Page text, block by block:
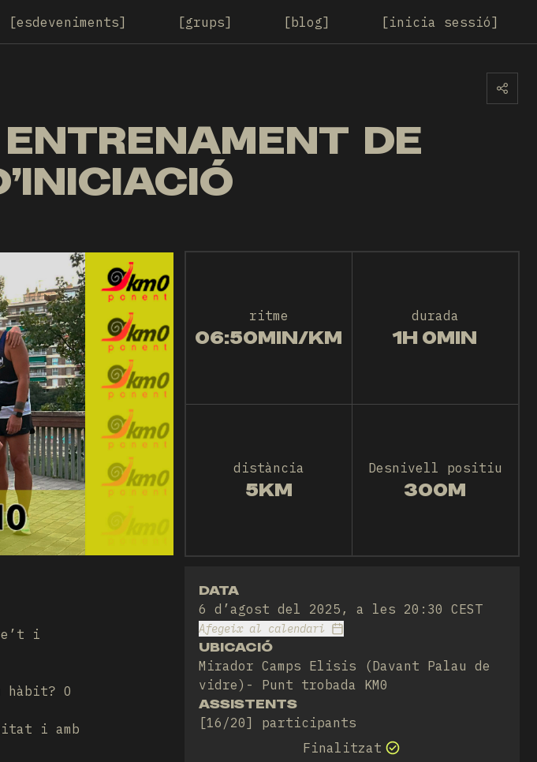
esdeveniments grups blog inicia sessió
DE
i
hàbit? O
i amb
ritme
06:50MIN/KM
durada
1H 0MIN
distància
5KM
Desnivell positiu
300M
DATA
6 d’agost del 2025, a les 20:30 CEST
Afegeix al calendari
UBICACIÓ
Mirador Camps Elisis (Davant Palau de
vidre)- Punt trobada KM0
ASSISTENTS
[16/20] participants
Finalitzat